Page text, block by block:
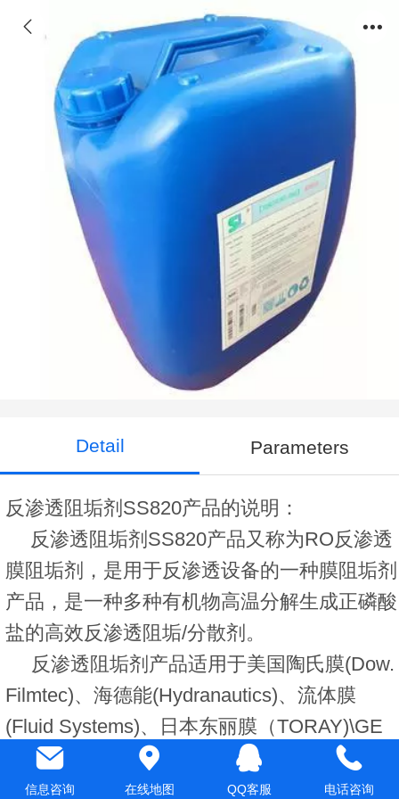
包头反渗透阻垢剂SS820森盛隆国家专利
Detail Parameters
反渗透阻垢剂SS820产品的说明：
反渗透阻垢剂SS820产品又称为RO反渗透
膜阻垢剂，是用于反渗透设备的一种膜阻垢剂
产品，是一种多种有机物高温分解生成正磷酸
盐的高效反渗透阻垢/分散剂。
反渗透阻垢剂产品适用于美国陶氏膜(Dow.
Filmtec)、海德能(Hydranautics)、流体膜
(Fluid Systems)、日本东丽膜（TORAY)\GE
膜、世韩膜（CSM）等各类进口、国产反渗
透膜元件。
信息咨询 在线地图 QQ客服 电话咨询